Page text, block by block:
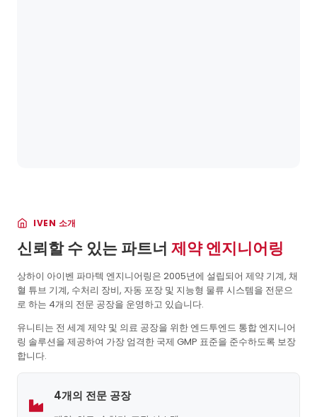
IVEN 소개
신뢰할 수 있는 파트너 제약 엔지니어링
상하이 아이벤 파마텍 엔지니어링은 2005년에 설립되어 제약 기계, 채
혈 튜브 기계, 수처리 장비, 자동 포장 및 지능형 물류 시스템을 전문으
로 하는 4개의 전문 공장을 운영하고 있습니다.
유니티는 전 세계 제약 및 의료 공장을 위한 엔드투엔드 통합 엔지니어
링 솔루션을 제공하여 가장 엄격한 국제 GMP 표준을 준수하도록 보장
합니다.
4개의 전문 공장